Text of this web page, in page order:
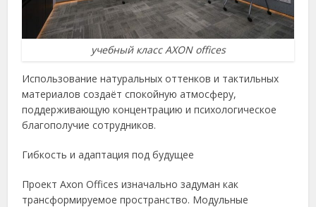
учебный класс AXON offices
Использование натуральных оттенков и тактильных
материалов создаёт спокойную атмосферу,
поддерживающую концентрацию и психологическое
благополучие сотрудников.
Гибкость и адаптация под будущее
Проект Axon Offices изначально задуман как
трансформируемое пространство. Модульные